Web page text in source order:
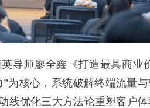
师廖全鑫《打造最具商业价
”为核心，系统破解终端流量
线优化三大方法论重塑客户